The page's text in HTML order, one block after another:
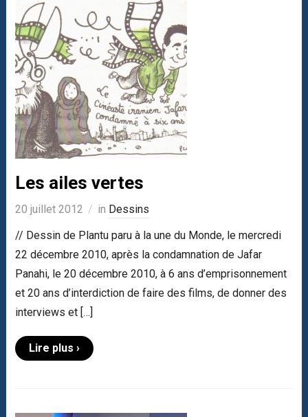
Les ailes vertes
20 juillet 2012 in Dessins
// Dessin de Plantu paru à la une du Monde, le mercredi
22 décembre 2010, après la condamnation de Jafar
Panahi, le 20 décembre 2010, à 6 ans d’emprisonnement
et 20 ans d’interdiction de faire des films, de donner des
interviews et […]
Lire plus ›